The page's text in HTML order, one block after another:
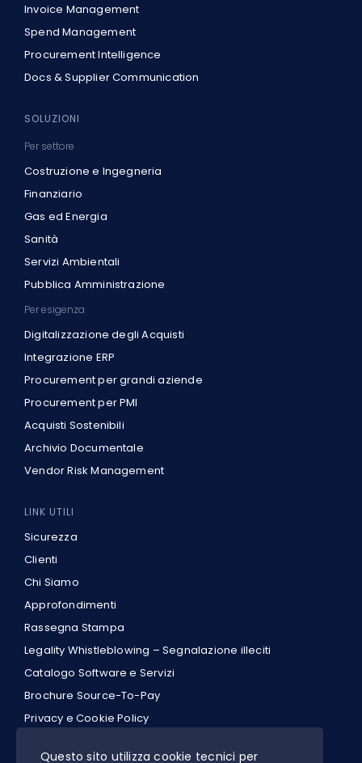
Invoice Management
Spend Management
Procurement Intelligence
Docs & Supplier Communication
SOLUZIONI
Per settore
Costruzione e Ingegneria
Finanziario
Gas ed Energia
Sanità
Servizi Ambientali
Pubblica Amministrazione
Per esigenza
Digitalizzazione degli Acquisti
Integrazione ERP
Procurement per grandi aziende
Procurement per PMI
Acquisti Sostenibili
Archivio Documentale
Vendor Risk Management
LINK UTILI
Sicurezza
Clienti
Chi Siamo
Approfondimenti
Rassegna Stampa
Legality Whistleblowing – Segnalazione illeciti
Catalogo Software e Servizi
Brochure Source-To-Pay
Privacy e Cookie Policy
Questo sito utilizza cookie tecnici per